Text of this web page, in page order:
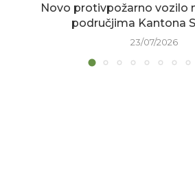
Novo protivpožarno vozilo
područjima Kantona
23/07/2026